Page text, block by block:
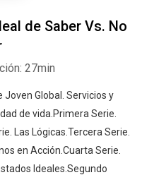
de Saber Vs. No
27min
Global. Servicios y
de vida.Primera Serie.
Las Lógicas.Tercera Serie.
en Acción.Cuarta Serie.
Ideales.Segundo